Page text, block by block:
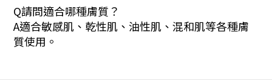
Q請問適合哪種膚質？
A適合敏感肌、乾性肌、油性肌、混和肌等各種膚
質使用。